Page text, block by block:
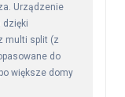
Urządzenie
dzięki
multi split (z
do
większe domy